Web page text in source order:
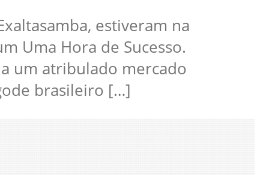
estiveram na
Uma Hora de Sucesso.
um atribulado mercado
brasileiro […]